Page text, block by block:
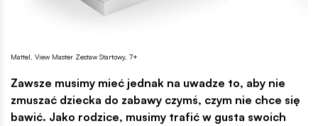
Mattel, View Master Zestaw Startowy, 7+
Zawsze musimy mieć jednak na uwadze to, aby nie
zmuszać dziecka do zabawy czymś, czym nie chce się
bawić. Jako rodzice, musimy trafić w gusta swoich